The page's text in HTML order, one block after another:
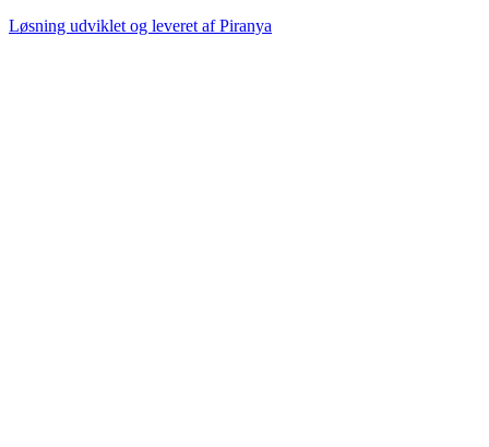
Løsning udviklet og leveret afPiranya